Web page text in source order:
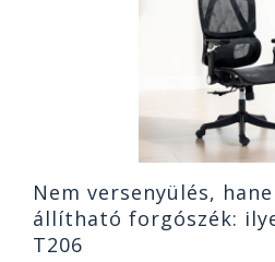
Nem versenyülés,
állítható forgószék:
T206